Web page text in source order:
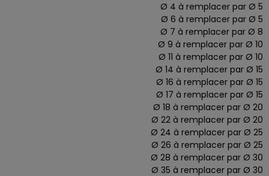
Ø 4 à remplacer par Ø 5
Ø 6 à remplacer par Ø 5
Ø 7 à remplacer par Ø 8
Ø 9 à remplacer par Ø 10
Ø 11 à remplacer par Ø 10
Ø 14 à remplacer par Ø 15
Ø 16 à remplacer par Ø 15
Ø 17 à remplacer par Ø 15
Ø 18 à remplacer par Ø 20
Ø 22 à remplacer par Ø 20
Ø 24 à remplacer par Ø 25
Ø 26 à remplacer par Ø 25
Ø 28 à remplacer par Ø 30
Ø 35 à remplacer par Ø 30